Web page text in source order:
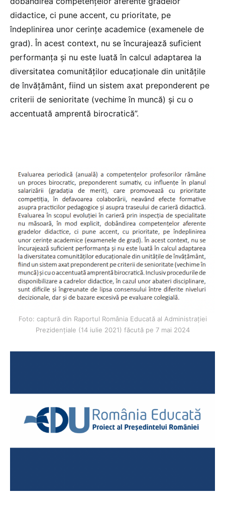
didactice, ci pune accent, cu prioritate, pe
îndeplinirea unor cerințe academice (examenele de
grad). În acest context, nu se încurajează suficient
performanța și nu este luată în calcul adaptarea la
diversitatea comunităților educaționale din unitățile
de învățământ, fiind un sistem axat preponderent pe
criterii de senioritate (vechime în muncă) și cu o
accentuată amprentă birocratică”.
Foto: captură din Raportul România Educată al Administrației
Prezidențiale (14 iulie 2021) făcută pe 7 mai 2024